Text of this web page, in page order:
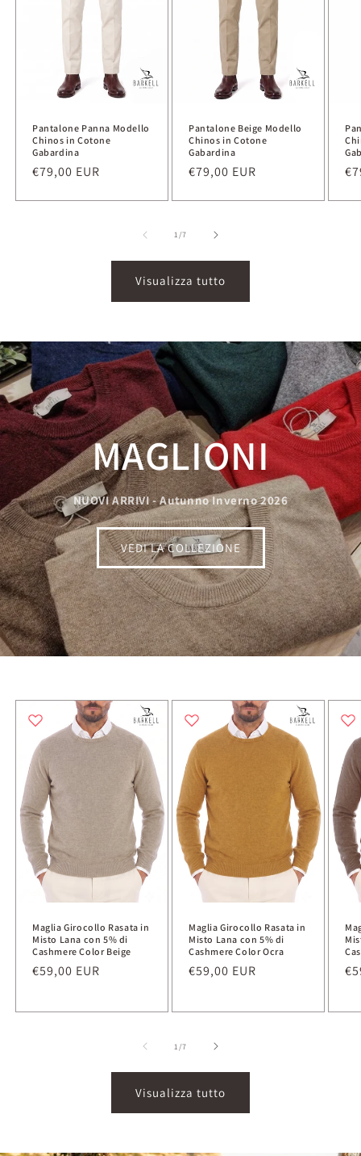
Pantalone Panna Modello
Chinos in Cotone
Gabardina
Prezzo
€79,00 EUR
Pantalone Beige Modello
Chinos in Cotone
Gabardina
Prezzo
€79,00 EUR
1/su
7
Visualizza tutto
MAGLIONI
NUOVI ARRIVI - Autunno Inverno 2026
VEDI LA COLLEZIONE
Maglia Girocollo Rasata in
Misto Lana con 5% di
Cashmere Color Beige
Prezzo
listino
€59,00 EUR
Maglia Girocollo Rasata in
Misto Lana con 5% di
Cashmere Color Ocra
Prezzo
listino
€59,00 EUR
1/su
7
Visualizza tutto